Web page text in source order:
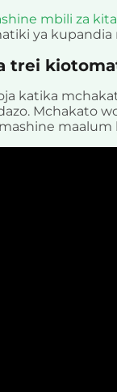
mbili za
ya
trei
katika
Mchakato